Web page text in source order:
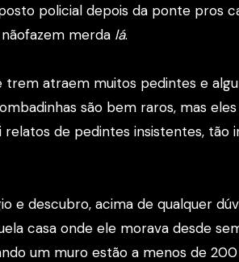
policial depois da ponte pros
merda lá.
atraem muitos pedintes e
são bem raros, mas
relatos de pedintes insistentes, tão
descubro, acima de qualquer
casa onde ele morava desde
um muro estão a menos de